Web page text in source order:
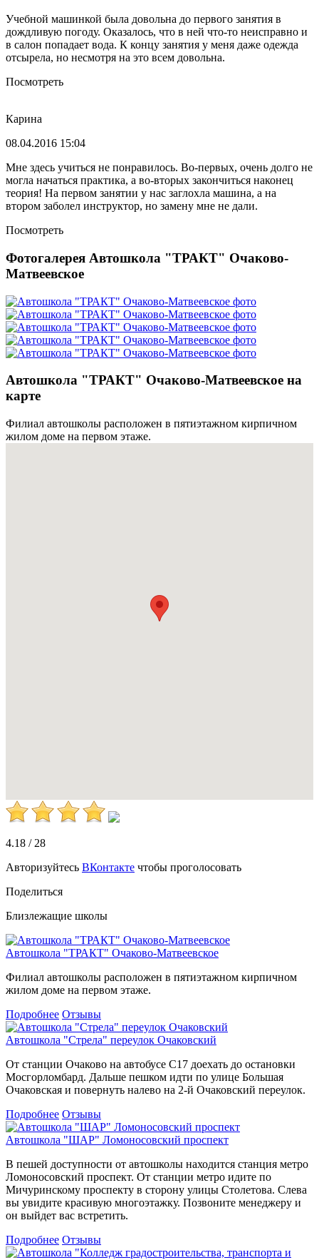
Учебной машинкой была довольна до первого занятия в
дождливую погоду. Оказалось, что в ней что-то неисправно и
в салон попадает вода. К концу занятия у меня даже одежда
отсырела, но несмотря на это всем довольна.
Посмотреть
Карина
08.04.2016 15:04
Мне здесь учиться не понравилось. Во-первых, очень долго не
могла начаться практика, а во-вторых закончиться наконец
теория! На первом занятии у нас заглохла машина, а на
втором заболел инструктор, но замену мне не дали.
Посмотреть
Фотогалерея Автошкола "ТРАКТ" Очаково-
Матвеевское
Автошкола "ТРАКТ" Очаково-Матвеевское на
карте
Филиал автошколы расположен в пятиэтажном кирпичном
жилом доме на первом этаже.
4.18 / 28
Авторизуйтесь ВКонтакте чтобы проголосовать
Поделиться
Близлежащие школы
Автошкола "ТРАКТ" Очаково-Матвеевское
Филиал автошколы расположен в пятиэтажном кирпичном
жилом доме на первом этаже.
Подробнее Отзывы
Автошкола "Стрела" переулок Очаковский
От станции Очаково на автобусе С17 доехать до остановки
Мосгорломбард. Дальше пешком идти по улице Большая
Очаковская и повернуть налево на 2-й Очаковский переулок.
Подробнее Отзывы
Автошкола "ШАР" Ломоносовский проспект
В пешей доступности от автошколы находится станция метро
Ломоносовский проспект. От станции метро идите по
Мичуринскому проспекту в сторону улицы Столетова. Слева
вы увидите красивую многоэтажку. Позвоните менеджеру и
он выйдет вас встретить.
Подробнее Отзывы